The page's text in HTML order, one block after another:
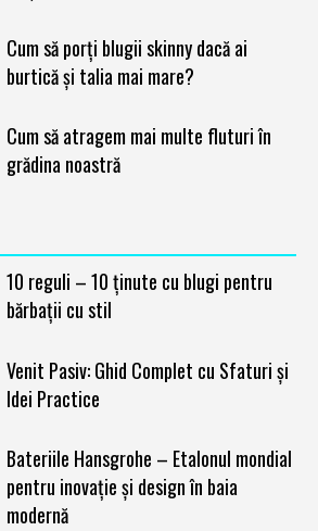
Cum să porți blugii skinny dacă ai
burtică și talia mai mare?
Cum să atragem mai multe fluturi în
grădina noastră
10 reguli – 10 ținute cu blugi pentru
bărbații cu stil
Venit Pasiv: Ghid Complet cu Sfaturi și
Idei Practice
Bateriile Hansgrohe – Etalonul mondial
pentru inovație și design în baia
modernă